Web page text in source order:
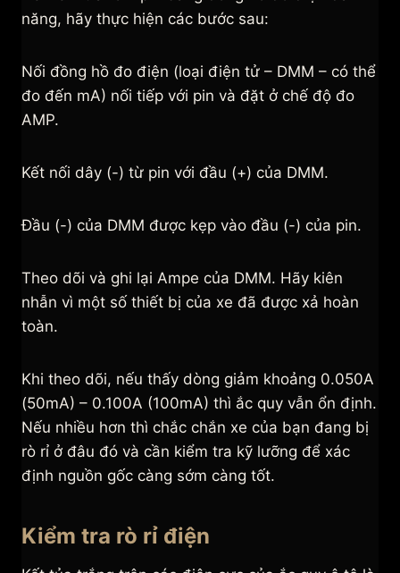
năng, hãy thực hiện các bước sau:
Nối đồng hồ đo điện (loại điện tử – DMM – có thể
đo đến mA) nối tiếp với pin và đặt ở chế độ đo
AMP.
Kết nối dây (-) từ pin với đầu (+) của DMM.
Đầu (-) của DMM được kẹp vào đầu (-) của pin.
Theo dõi và ghi lại Ampe của DMM. Hãy kiên
nhẫn vì một số thiết bị của xe đã được xả hoàn
toàn.
Khi theo dõi, nếu thấy dòng giảm khoảng 0.050A
(50mA) – 0.100A (100mA) thì ắc quy vẫn ổn định.
Nếu nhiều hơn thì chắc chắn xe của bạn đang bị
rò rỉ ở đâu đó và cần kiểm tra kỹ lưỡng để xác
định nguồn gốc càng sớm càng tốt.
Kiểm tra rò rỉ điện